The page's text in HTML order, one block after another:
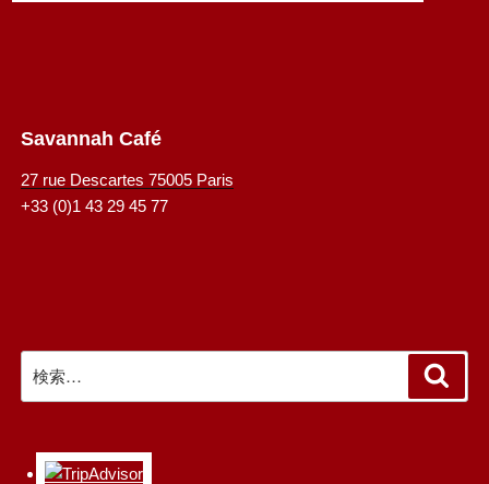
Savannah Café
27 rue Descartes 75005 Paris
+33 (0)1 43 29 45 77
索: